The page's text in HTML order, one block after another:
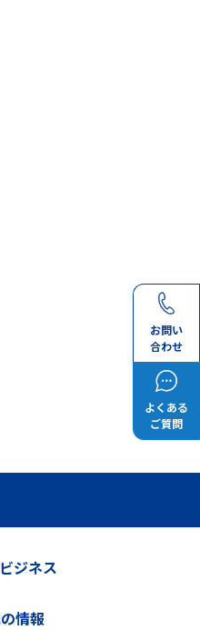
お問い
合わせ
よくある
ご質問
ジネス
情報